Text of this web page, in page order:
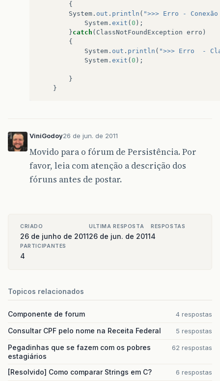
{
System . out . println ( ">>> Erro -
System . exit ( 0 );
}catch ( ClassNotFoundException erro )
{
System . out . println ( ">>> Erro  -
System . exit ( 0 );
}
}
ViniGodoy26 de jun. de 2011
Movido para o fórum de Persistência. Por
favor, leia com atenção a descrição dos
fóruns antes de postar.
CRIADO
26 de junho de 2011
ULTIMA RESPOSTA
26 de jun. de 2011
RESPOSTAS
4
PARTICIPANTES
4
Topicos relacionados
Componente de forum 4 respostas
Consultar CPF pelo nome na Receita Federal 5 respostas
Pegadinhas que se fazem com os pobres
estagiários
62 respostas
[Resolvido] Como comparar Strings em C? 6 respostas